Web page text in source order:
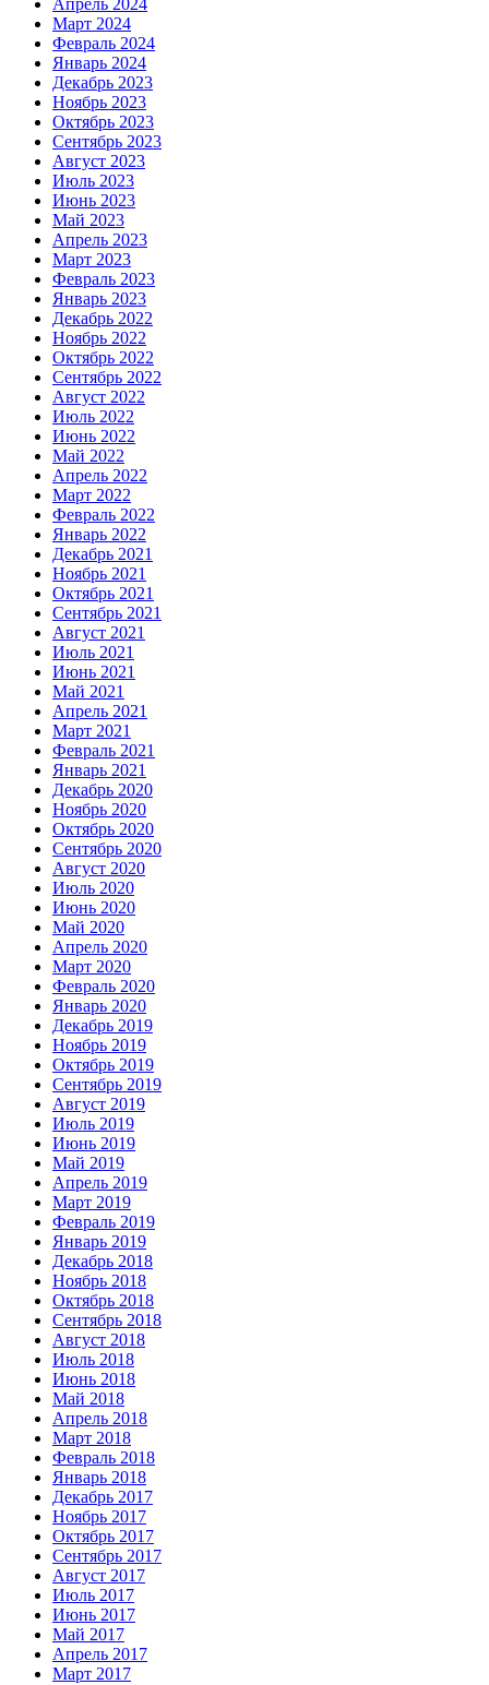
Март 2024
Февраль 2024
Январь 2024
Декабрь 2023
Ноябрь 2023
Октябрь 2023
Сентябрь 2023
Август 2023
Июль 2023
Июнь 2023
Май 2023
Апрель 2023
Март 2023
Февраль 2023
Январь 2023
Декабрь 2022
Ноябрь 2022
Октябрь 2022
Сентябрь 2022
Август 2022
Июль 2022
Июнь 2022
Май 2022
Апрель 2022
Март 2022
Февраль 2022
Январь 2022
Декабрь 2021
Ноябрь 2021
Октябрь 2021
Сентябрь 2021
Август 2021
Июль 2021
Июнь 2021
Май 2021
Апрель 2021
Март 2021
Февраль 2021
Январь 2021
Декабрь 2020
Ноябрь 2020
Октябрь 2020
Сентябрь 2020
Август 2020
Июль 2020
Июнь 2020
Май 2020
Апрель 2020
Март 2020
Февраль 2020
Январь 2020
Декабрь 2019
Ноябрь 2019
Октябрь 2019
Сентябрь 2019
Август 2019
Июль 2019
Июнь 2019
Май 2019
Апрель 2019
Март 2019
Февраль 2019
Январь 2019
Декабрь 2018
Ноябрь 2018
Октябрь 2018
Сентябрь 2018
Август 2018
Июль 2018
Июнь 2018
Май 2018
Апрель 2018
Март 2018
Февраль 2018
Январь 2018
Декабрь 2017
Ноябрь 2017
Октябрь 2017
Сентябрь 2017
Август 2017
Июль 2017
Июнь 2017
Май 2017
Апрель 2017
Март 2017